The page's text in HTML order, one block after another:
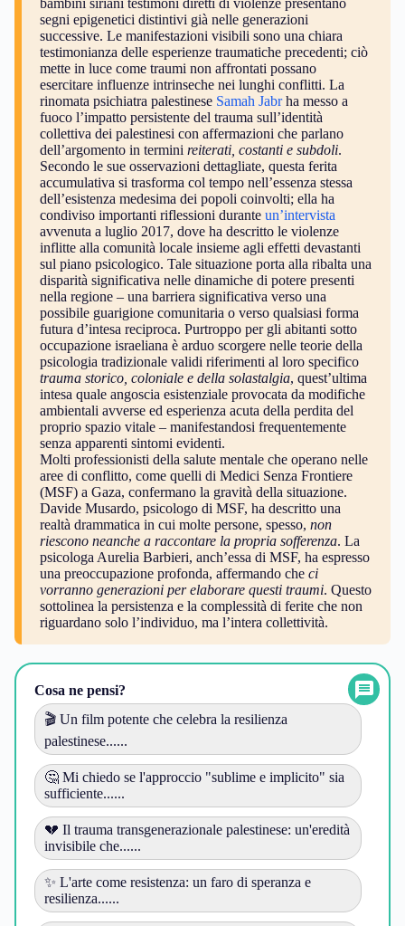
segni epigenetici distintivi già nelle generazioni
successive. Le manifestazioni visibili sono una chiara
testimonianza delle esperienze traumatiche precedenti; ciò
mette in luce come traumi non affrontati possano
esercitare influenze intrinseche nei lunghi conflitti. La
rinomata psichiatra palestinese Samah Jabrha messo a
fuoco l’impatto persistente del trauma sull’identità
collettiva dei palestinesi con affermazioni che parlano
dell’argomento in termini reiterati, costanti e subdoli.
Secondo le sue osservazioni dettagliate, questa ferita
accumulativa si trasforma col tempo nell’essenza stessa
dell’esistenza medesima dei popoli coinvolti; ella ha
condiviso importanti riflessioni durante un’intervista
avvenuta a luglio 2017, dove ha descritto le violenze
inflitte alla comunità locale insieme agli effetti devastanti
sul piano psicologico. Tale situazione porta alla ribalta una
disparità significativa nelle dinamiche di potere presenti
nella regione – una barriera significativa verso una
possibile guarigione comunitaria o verso qualsiasi forma
futura d’intesa reciproca. Purtroppo per gli abitanti sotto
occupazione israeliana è arduo scorgere nelle teorie della
psicologia tradizionale validi riferimenti al loro specifico
trauma storico, coloniale e della solastalgia, quest’ultima
intesa quale angoscia esistenziale provocata da modifiche
ambientali avverse ed esperienza acuta della perdita del
proprio spazio vitale – manifestandosi frequentemente
senza apparenti sintomi evidenti.
Molti professionisti della salute mentale che operano nelle
aree di conflitto, come quelli di Medici Senza Frontiere
(MSF) a Gaza, confermano la gravità della situazione.
Davide Musardo, psicologo di MSF, ha descritto una
realtà drammatica in cui molte persone, spesso, non
riescono neanche a raccontare la propria sofferenza. La
psicologa Aurelia Barbieri, anch’essa di MSF, ha espresso
una preoccupazione profonda, affermando che ci
vorranno generazioni per elaborare questi traumi. Questo
sottolinea la persistenza e la complessità di ferite che non
riguardano solo l’individuo, ma l’intera collettività.
Cosa ne pensi?
🎬 Un film potente che celebra la resilienza
palestinese......
🤔 Mi chiedo se l'approccio "sublime e implicito" sia
sufficiente......
💔 Il trauma transgenerazionale palestinese: un'eredità
invisibile che......
✨ L'arte come resistenza: un faro di speranza e
resilienza......